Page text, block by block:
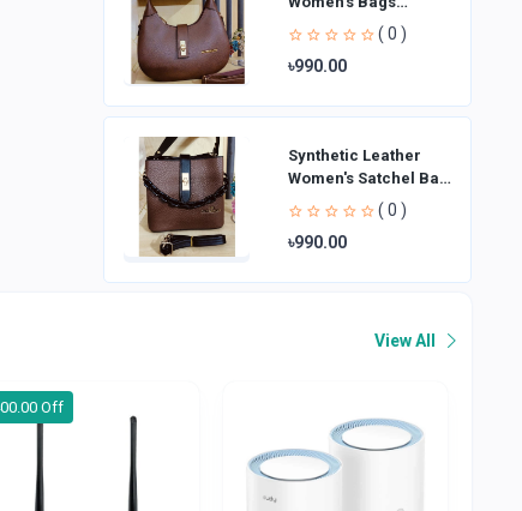
Fashion Curved
design Handbags
Shoulder Bag La
( 0 )
৳990.00
Synthetic Leather
Women's Satchel Bag
| Ladies Purse
Handbag | Handheld
Bag | Sl
( 0 )
৳990.00
View All
Off